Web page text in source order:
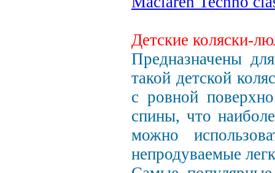
Детские коляски-
Предназначены
такой детской
с ровной
спины, что
можно
непродуваемые